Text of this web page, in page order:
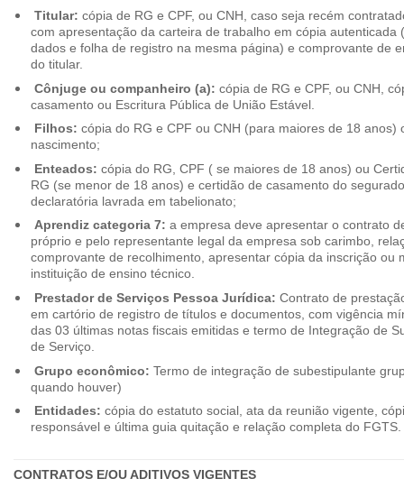
Titular: cópia de RG e CPF, ou CNH, caso seja recém
com apresentação da carteira de trabalho em cópia autenticada
dados e folha de registro na mesma página) e comprovante de
do titular.
Cônjuge ou companheiro (a): cópia de RG e CPF, ou CNH,
casamento ou Escritura Pública de União Estável.
Filhos: cópia do RG e CPF ou CNH (para maiores de 18 anos)
nascimento;
Enteados: cópia do RG, CPF ( se maiores de 18 anos) ou
RG (se menor de 18 anos) e certidão de casamento do
declaratória lavrada em tabelionato;
Aprendiz categoria 7: a empresa deve apresentar o contrato
próprio e pelo representante legal da empresa sob carimbo,
comprovante de recolhimento, apresentar cópia da inscrição ou
instituição de ensino técnico.
Prestador de Serviços Pessoa Jurídica: Contrato de
em cartório de registro de títulos e documentos, com vigência
das 03 últimas notas fiscais emitidas e termo de Integração de
de Serviço.
Grupo econômico: Termo de integração de subestipulante
quando houver)
Entidades: cópia do estatuto social, ata da reunião vigente,
responsável e última guia quitação e relação completa do FGTS.
CONTRATOS E/OU ADITIVOS VIGENTES